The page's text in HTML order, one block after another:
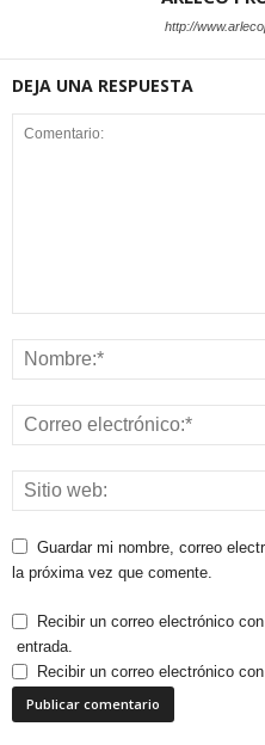
http://
DEJA UNA RESPUESTA
Guardar mi nombre, correo
la próxima vez que comente.
Recibir un correo electrónico
entrada.
Recibir un correo electrónico